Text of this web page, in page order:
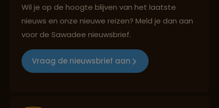
Reizen met oog voor mens, cultuur en milieu
Wil je op de hoogte blijven van het laatste
nieuws en onze nieuwe reizen? Meld je dan aan
voor de Sawadee nieuwsbrief.
Vraag de nieuwsbrief aan